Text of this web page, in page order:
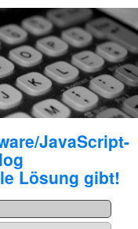
JavaScript-
Lösung gibt!